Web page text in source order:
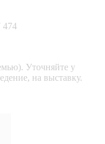
Уточняйте у
на выставку.